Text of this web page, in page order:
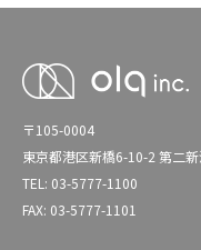
〒105-0004
東京都港区新橋6-10-2 第二
TEL: 03-5777-1100
FAX: 03-5777-1101